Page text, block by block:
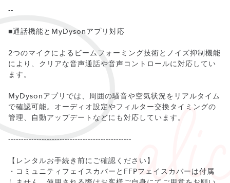
--
■通話機能とMyDysonアプリ対応
2つのマイクによるビームフォーミング技術とノイズ抑制機能
により、クリアな音声通話や音声コントロールに対応してい
ます。
MyDysonアプリでは、周囲の騒音や空気状況をリアルタイム
で確認可能。オーディオ設定やフィルター交換タイミングの
管理、自動アップデートなどにも対応しています。
------------------------------------------------
【レンタルお手続き前にご確認ください】
・コミュニティフェイスカバーとFFPフェイスカバーは付属